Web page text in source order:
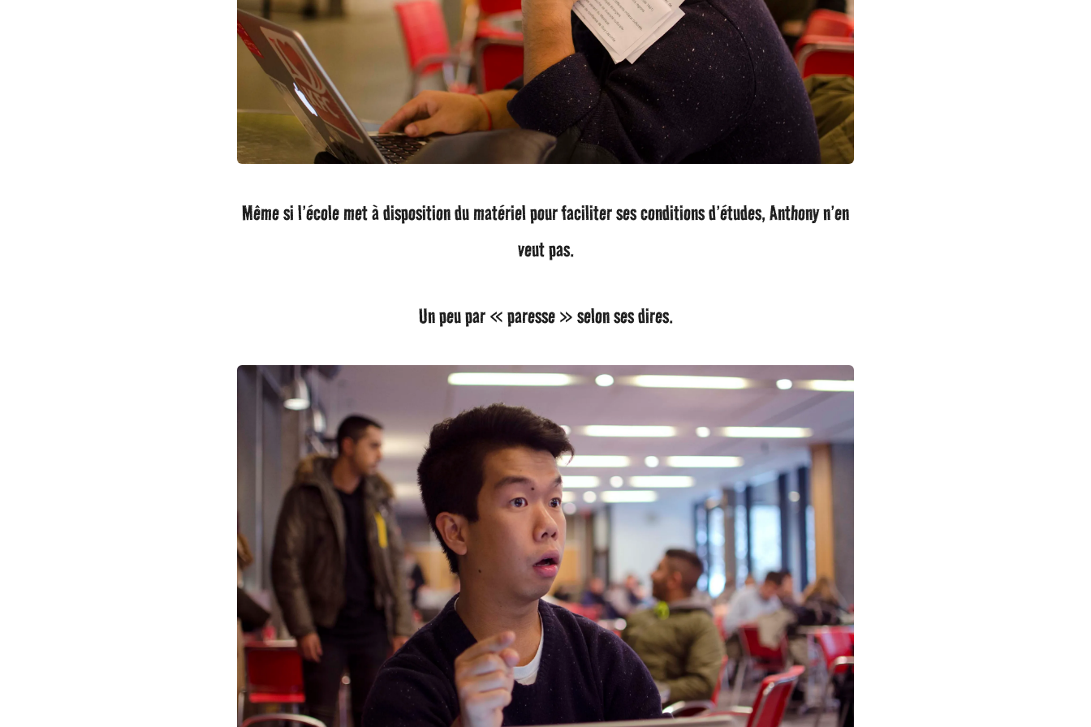
Même si l’école met à disposition du matériel pour faciliter ses conditions d’études, Anthony n’en
veut pas.
Un peu par « paresse » selon ses dires.